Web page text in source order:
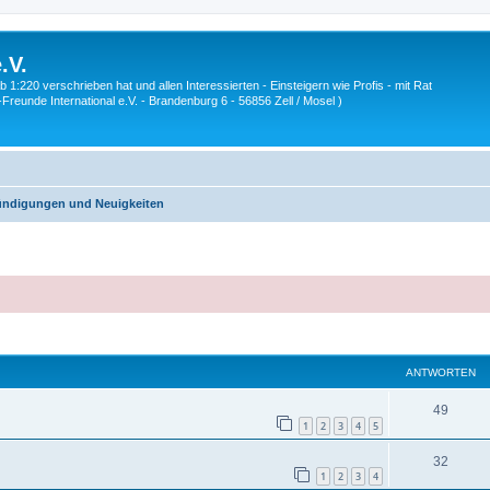
verschrieben hat und allen Interessierten - Einsteigern wie Profis - mit Rat
International e.V. - Brandenburg 6 - 56856 Zell / Mosel )
und Neuigkeiten
ANTWORTEN
1 2 3 4 5
49
n
1 2 3 4
32